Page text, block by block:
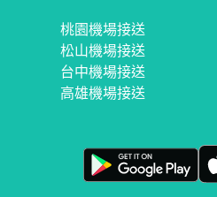
桃園機場接送
松山機場接送
台中機場接送
高雄機場接送